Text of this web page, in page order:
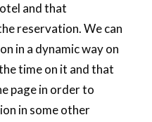
and that
reservation. We can
in a dynamic way on
time on it and that
page in order to
in some other